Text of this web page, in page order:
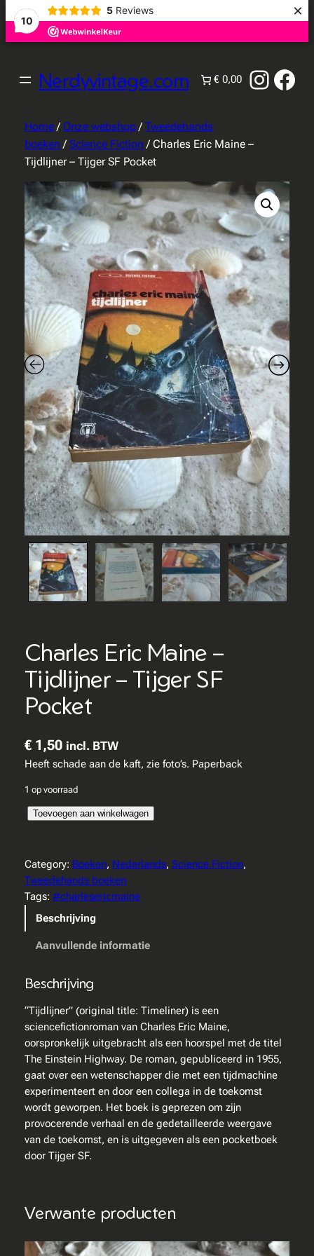
10
5 Reviews ×
Nerdyvintage.com € 0,00
Home/ Onze webshop/ Tweedehands
boeken / Science Fiction / Charles Eric Maine –
Tijdlijner – Tijger SF Pocket
Charles Eric Maine –
Tijdlijner – Tijger SF
Pocket
€1,50 incl. BTW
Heeft schade aan de kaft, zie foto’s. Paperback
1 op voorraad
r
l
e
M
a
i
n
e
–
T
i
j
d
l
e
Toevoegen aan winkelwagen
Category: Boeken, Nederlands, Science Fiction
Tweedehands boeken
Tags: #charlesericmaine
Beschrijving
Aanvullende informatie
Beschrijving
“Tijdlijner” (original title: Timeliner) is een
sciencefictionroman van Charles Eric Maine,
oorspronkelijk uitgebracht als een hoorspel met de titel
The Einstein Highway. De roman, gepubliceerd in 1955,
gaat over een wetenschapper die met een tijdmachine
experimenteert en door een collega in de toekomst
wordt geworpen. Het boek is geprezen om zijn
provocerende verhaal en de gedetailleerde weergave
van de toekomst, en is uitgegeven als een pocketboek
door Tijger SF.
Verwante producten